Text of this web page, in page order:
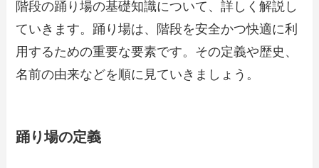
階段の踊り場の基礎知識について、詳しく解説し
ていきます。踊り場は、階段を安全かつ快適に利
用するための重要な要素です。その定義や歴史、
名前の由来などを順に見ていきましょう。
踊り場の定義